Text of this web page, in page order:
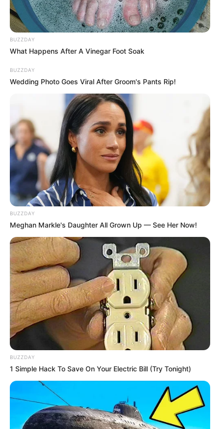
BUZZDAY
What Happens After A Vinegar Foot Soak
BUZZDAY
Wedding Photo Goes Viral After Groom's Pants Rip!
BUZZDAY
Meghan Markle's Daughter All Grown Up — See Her Now!
BUZZDAY
1 Simple Hack To Save On Your Electric Bill (Try Tonight)